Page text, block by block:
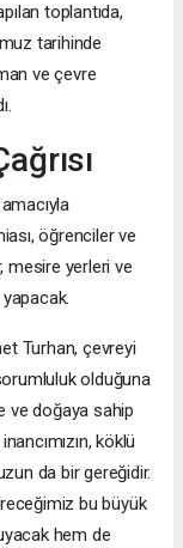
toplantıda,
tarihinde
ve çevre
öğrenciler ve
mesire yerleri ve
Turhan, çevreyi
olduğuna
ve doğaya sahip
köklü
da bir gereğidir.
bu büyük
hem de